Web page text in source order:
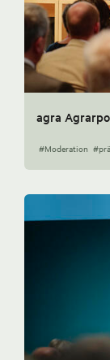
agra
#Moderation